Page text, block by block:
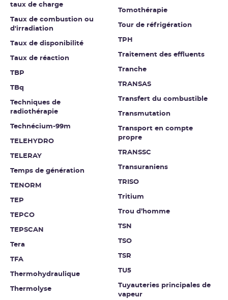
taux de charge
Taux de combustion ou
d'irradiation
Taux de disponibilité
Taux de réaction
TBP
TBq
Techniques de
radiothérapie
Technécium-99m
TELEHYDRO
TELERAY
Temps de génération
TENORM
TEP
TEPCO
TEPSCAN
Tera
TFA
Thermohydraulique
Thermolyse
Tomothérapie
Tour de réfrigération
TPH
Traitement des effluents
Tranche
TRANSAS
Transfert du combustible
Transmutation
Transport en compte
propre
TRANSSC
Transuraniens
TRISO
Tritium
Trou d’homme
TSN
TSO
TSR
TU5
Tuyauteries principales de
vapeur